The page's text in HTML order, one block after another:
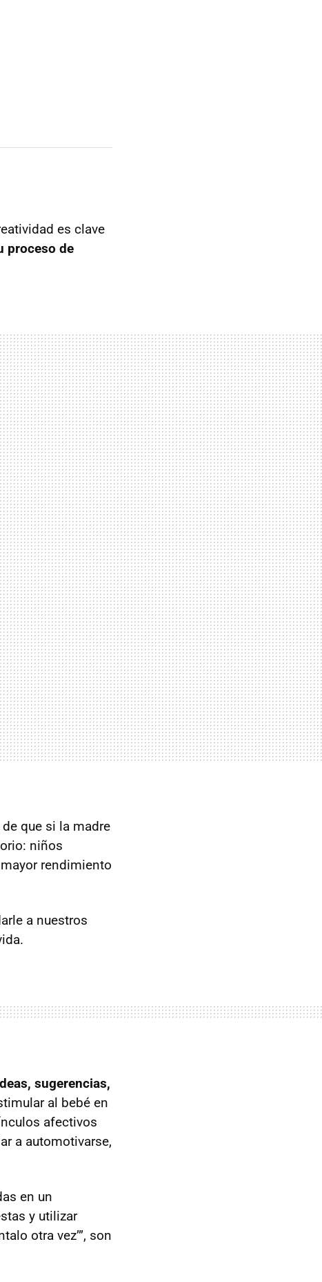
es clave
proceso de
que si la madre
niños
rendimiento
a nuestros
sugerencias,
al bebé en
afectivos
a automotivarse,
en un
y utilizar
otra vez’”, son